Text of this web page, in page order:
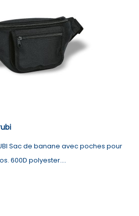
Sac de banane avec poches pour
600D polyester....